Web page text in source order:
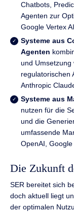
Chatbots,
Agenten zur
Google Vertex
Systeme aus
Agenten
und Umsetzung
regulatorischen
Anthropic
Systeme aus
nutzen für die
und die
umfassende
OpenAI, Google
Die Zukunft
SER bereitet sich
doch aktuell liegt
der optimalen